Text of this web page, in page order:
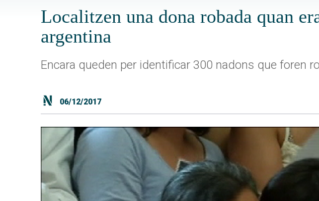
Localitzen una dona robada quan
argentina
Encara queden per identificar 300 nadons que foren
06/12/2017